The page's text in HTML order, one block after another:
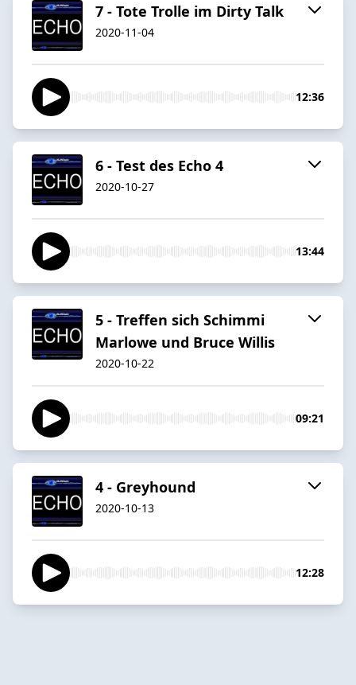
7 - Tote Trolle im Dirty Talk
2020-11-04
12:36
6 - Test des Echo 4
2020-10-27
13:44
5 - Treffen sich Schimmi
Marlowe und Bruce Willis
2020-10-22
09:21
4 - Greyhound
2020-10-13
12:28